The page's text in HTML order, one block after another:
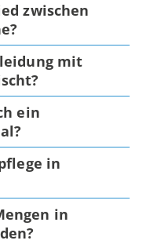
zwischen
mit
ein
in
in